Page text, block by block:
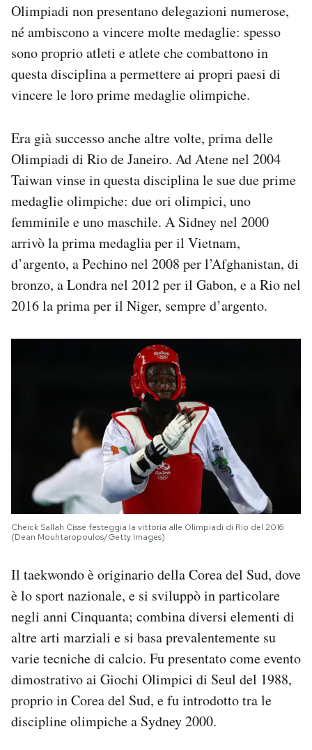
Olimpiadi non presentano delegazioni numerose,
né ambiscono a vincere molte medaglie: spesso
sono proprio atleti e atlete che combattono in
questa disciplina a permettere ai propri paesi di
vincere le loro prime medaglie olimpiche.
Era già successo anche altre volte, prima delle
Olimpiadi di Rio de Janeiro. Ad Atene nel 2004
Taiwan vinse in questa disciplina le sue due prime
medaglie olimpiche: due ori olimpici, uno
femminile e uno maschile. A Sidney nel 2000
arrivò la prima medaglia per il Vietnam,
d’argento, a Pechino nel 2008 per l’Afghanistan, di
bronzo, a Londra nel 2012 per il Gabon, e a Rio nel
2016 la prima per il Niger, sempre d’argento.
Cheick Sallah Cissé festeggia la vittoria alle Olimpiadi di Rio del 2016
(Dean Mouhtaropoulos/Getty Images)
Il taekwondo è originario della Corea del Sud, dove
è lo sport nazionale, e si sviluppò in particolare
negli anni Cinquanta; combina diversi elementi di
altre arti marziali e si basa prevalentemente su
varie tecniche di calcio. Fu presentato come evento
dimostrativo ai Giochi Olimpici di Seul del 1988,
proprio in Corea del Sud, e fu introdotto tra le
discipline olimpiche a Sydney 2000.